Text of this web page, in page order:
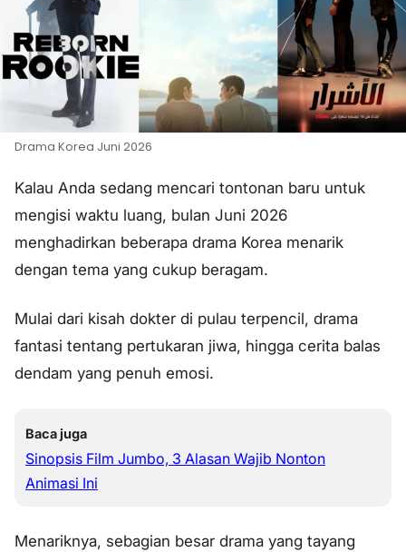
Drama Korea Juni 2026
Kalau Anda sedang mencari tontonan baru untuk
mengisi waktu luang, bulan Juni 2026
menghadirkan beberapa drama Korea menarik
dengan tema yang cukup beragam.
Mulai dari kisah dokter di pulau terpencil, drama
fantasi tentang pertukaran jiwa, hingga cerita balas
dendam yang penuh emosi.
Baca juga
Sinopsis Film Jumbo, 3 Alasan Wajib Nonton
Animasi Ini
Menariknya, sebagian besar drama yang tayang